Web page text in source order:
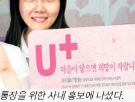
장을 위한 사내 홍보에 나섰다.